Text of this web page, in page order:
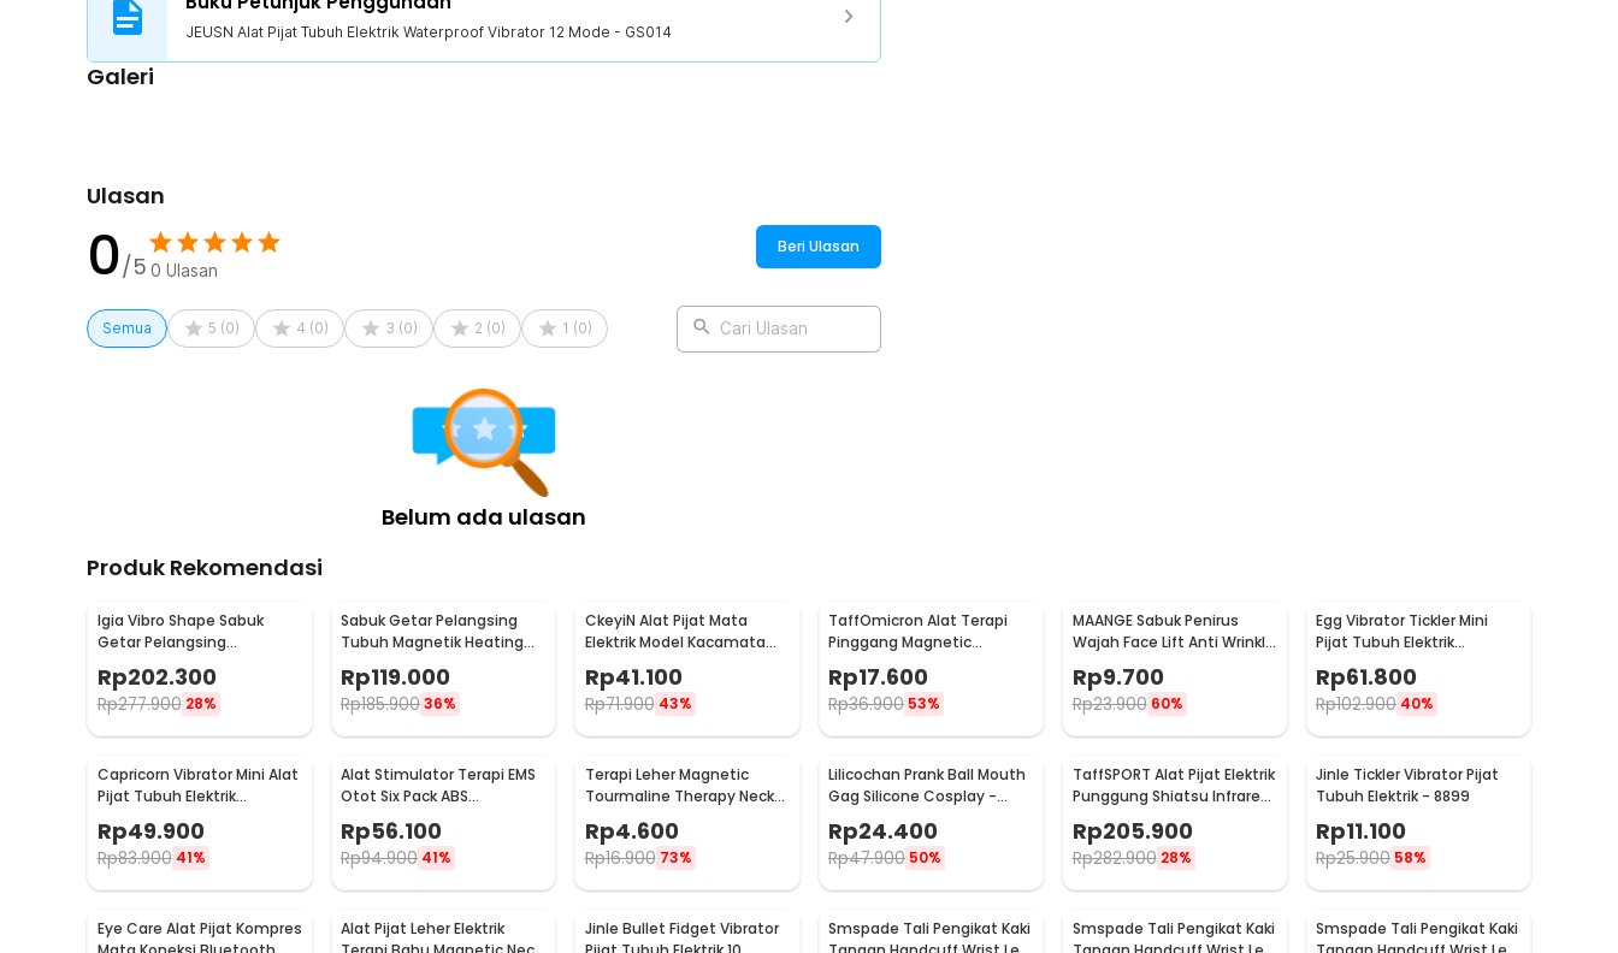
1 x JEUSN Alat Pijat Tubuh Elektrik Waterproof Vibrator 12 Mode - GS014
1 x Panduan Penggunaan
JEUSN Alat Pijat Tubuh Elektrik Waterproof Vibrator 12 Mode - GS014
Galeri
Ulasan
0/5 0 Ulasan
Beri Ulasan
Semua 5 (0) 4 (0) 3 (0) 2 (0) 1 (0) Cari Ulasan
Belum ada ulasan
Produk Rekomendasi
Igia Vibro Shape Sabuk
Getar Pelangsing
Professional Slimming 55W
- MC0138
Rp202.300
Rp277.900 28%
Sabuk Getar Pelangsing
Tubuh Magnetik Heating
X5
Rp119.000
Rp185.90036%
CkeyiN Alat Pijat Mata
Elektrik Model Kacamata
Rp41.100
Rp71.900 43%
TaffOmicron Alat Terapi
Pinggang Magnetic
Tourmaline Nylon Size L
Rp17.600
Rp36.900 53%
MAANGE Sabuk Penirus
Wajah Face Lift Anti Wrinkle
Rp9.700
Rp23.900 60%
Egg Vibrator Tickler Mini
Pijat Tubuh Elektrik
Multifungsi with Remote -
11829
Rp61.800
Rp102.900 40%
Capricorn Vibrator Mini Alat
Pijat Tubuh Elektrik
Rp49.900
Rp83.900 41%
Alat Stimulator Terapi EMS
Otot Six Pack ABS
Abdominal Muscle - 068R2
Rp56.100
Rp94.900 41%
Terapi Leher Magnetic
Tourmaline Therapy Neck
Massager - DA-3484
Rp4.600
Rp16.900 73%
Lilicochan Prank Ball Mouth
Gag Silicone Cosplay -
Rp24.400
Rp47.900 50%
TaffSPORT Alat Pijat Elektrik
Punggung Shiatsu Infrared
Rp205.900
Rp282.900 28%
Jinle Tickler Vibrator Pijat
Tubuh Elektrik - 8899
Rp11.100
Rp25.900 58%
Eye Care Alat Pijat Kompres
Alat Pijat Leher Elektrik
Jinle Bullet Fidget Vibrator
Smspade Tali Pengikat Kaki
Smspade Tali Pengikat Kaki
Smspade Tali Pengikat Kaki